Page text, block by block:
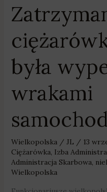
była
wrakami
Wielkopolska/ JL / 13
Ciężarówka, Izba
Administracja Skarbowa,
Wielkopolska